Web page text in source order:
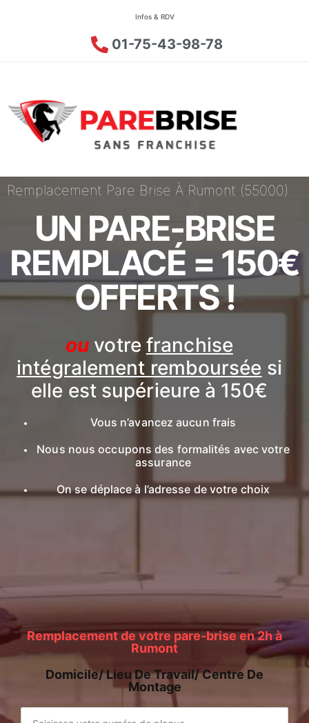
Infos & RDV
01-75-43-98-78
Remplacement Pare Brise À Rumont (55000)
UN PARE-BRISE
REMPLACÉ = 150€
OFFERTS !
ou votre franchise
intégralement remboursée si
elle est supérieure à 150€
Vous n’avancez aucun frais
Nous nous occupons des formalités avec votre
assurance
On se déplace à l’adresse de votre choix
Remplacement de votre pare-brise en 2h à
Rumont
Domicile/ Lieu De Travail/ Centre De
Montage